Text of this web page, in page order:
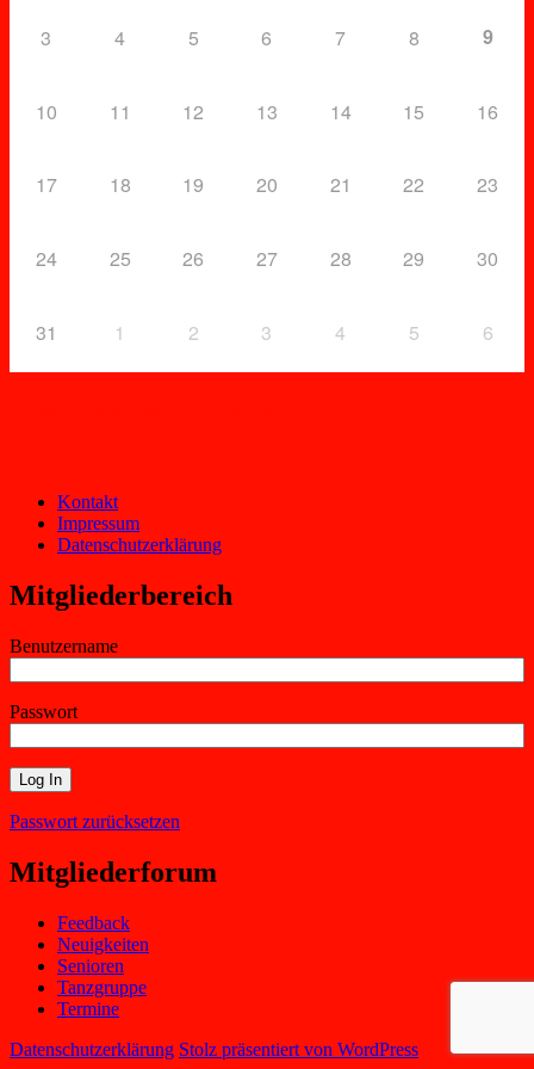
3 4 5 6 7 8 9
10 11 12 13 14 15 16
17 18 19 20 21 22 23
24 25 26 27 28 29 30
31 1 2 3 4 5 6
Kontakt
Impressum
Datenschutzerklärung
Mitgliederbereich
Benutzername
Passwort
Passwort zurücksetzen
Mitgliederforum
Feedback
Neuigkeiten
Senioren
Tanzgruppe
Termine
Datenschutzerklärung Stolz präsentiert von WordPress